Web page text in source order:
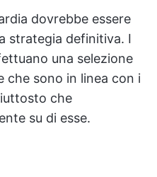
dovrebbe essere
strategia definitiva. I
una selezione
che sono in linea con i
che
su di esse.